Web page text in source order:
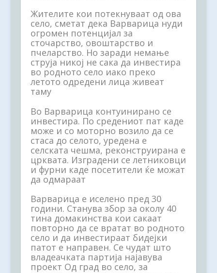
Жителите кои потекнуваат од ова
село, сметат дека Варварица нуди
огромен потенцијал за
сточарство, овоштарство и
пчеларство. Но заради немање
струја никој не сака да инвестира
во родното село иако преко
летото одредени лица живеат
таму
Во Варварица контуинирано се
инвестира. По средениот пат каде
може и со моторно возило да се
стаса до селото, уредена е
селската чешма, реконструирана е
црквата. Изградени се летниковци
и фурни каде посетители ќе можат
да одмараат
Варварица е иселено пред 30
години. Станува збор за околу 40
тина домакинства кои сакаат
повторно да се вратат во родното
село и да инвестираат бидејки
патот е направен. Се чудат што
владеачката партија најавува
проект Од град во село, за